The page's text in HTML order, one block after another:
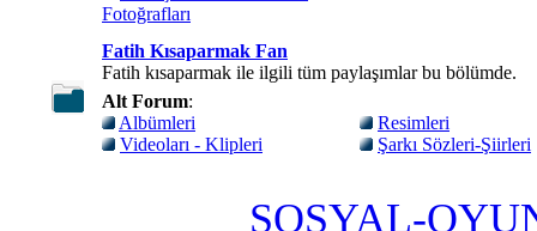
Fotoğrafları
Fatih Kısaparmak Fan
Fatih kısaparmak ile ilgili tüm paylaşımlar bu bölümde.
Alt Forum:
Albümleri
Resimleri
Videoları - Klipleri
Şarkı Sözleri-Şiirleri
SOSYAL-